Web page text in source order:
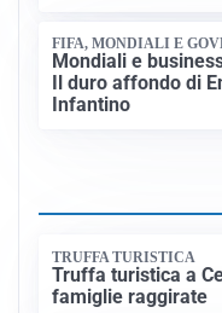
FIFA, MONDIALI E
Mondiali e
Il duro affondo di
Infantino